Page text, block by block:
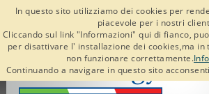
In questo sito utilizziamo dei cookies per
piacevole per i nostri
Cliccando sul link "Informazioni" qui di fianco,
per disattivare l' installazione dei cookies,ma in
non funzionare correttamente.
Continuando a navigare in questo sito